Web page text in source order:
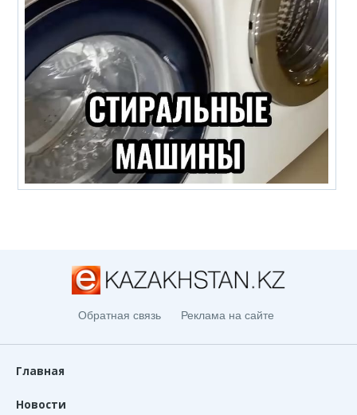
Обратная связь Реклама на сайте
Главная
Новости